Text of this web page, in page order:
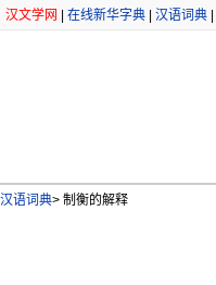
汉文学网 在线新华字典 汉语词典
汉语词典> 制衡的解释